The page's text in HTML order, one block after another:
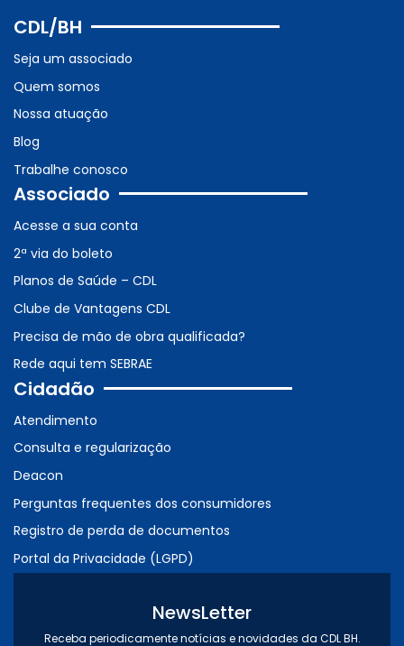
CDL/BH
Seja um associado
Quem somos
Nossa atuação
Blog
Trabalhe conosco
Associado
Acesse a sua conta
2ª via do boleto
Planos de Saúde – CDL
Clube de Vantagens CDL
Precisa de mão de obra qualificada?
Rede aqui tem SEBRAE
Cidadão
Atendimento
Consulta e regularização
Deacon
Perguntas frequentes dos consumidores
Registro de perda de documentos
Portal da Privacidade (LGPD)
NewsLetter
Receba periodicamente notícias e novidades da CDL BH.